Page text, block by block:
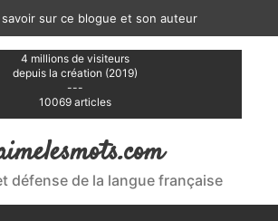
sur ce blogue et son auteur
4 millions de visiteurs
depuis la création (2019)
---
10069 articles
défense de la langue française